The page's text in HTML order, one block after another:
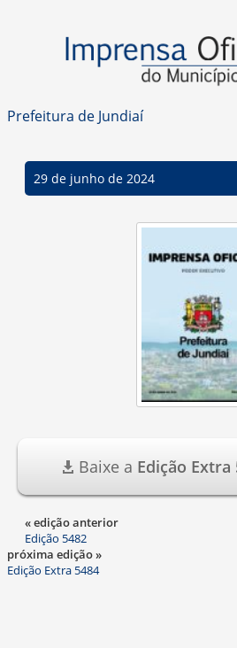
Prefeitura de Jundiaí
29 de junho de 2024
Baixe a Edição Extra
« edição anterior
Edição 5482
próxima edição »
Edição Extra 5484